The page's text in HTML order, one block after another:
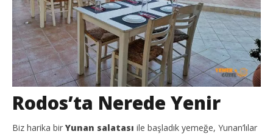
Rodos’ta Nerede Yenir
Biz harika bir Yunan salatası ile başladık yemeğe, Yunan’lılar